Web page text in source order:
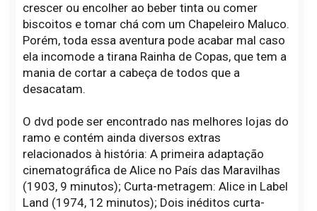
crescer ou encolher ao beber tinta ou comer
biscoitos e tomar chá com um Chapeleiro Maluco.
Porém, toda essa aventura pode acabar mal caso
ela incomode a tirana Rainha de Copas, que tem a
mania de cortar a cabeça de todos que a
desacatam.
O dvd pode ser encontrado nas melhores lojas do
ramo e contém ainda diversos extras
relacionados à história: A primeira adaptação
cinematográfica de Alice no País das Maravilhas
(1903, 9 minutos); Curta-metragem: Alice in Label
Land (1974, 12 minutos); Dois inéditos curta-